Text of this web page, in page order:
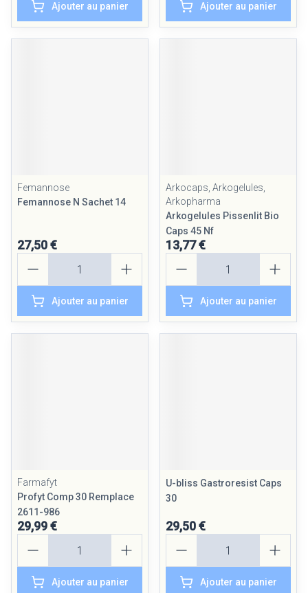
Ajouter au panier Ajouter au panier
Femannose
Femannose N Sachet 14
27,50 €
Ajouter au panier
Arkocaps, Arkogelules,
Arkopharma
Arkogelules Pissenlit Bio
Caps 45 Nf
13,77 €
Ajouter au panier
Farmafyt
Profyt Comp 30 Remplace
2611-986
29,99 €
Ajouter au panier
U-bliss Gastroresist Caps
30
29,50 €
Ajouter au panier